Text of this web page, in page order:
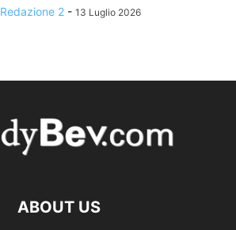
Redazione 2 - 13 Luglio 2026
ABOUT US